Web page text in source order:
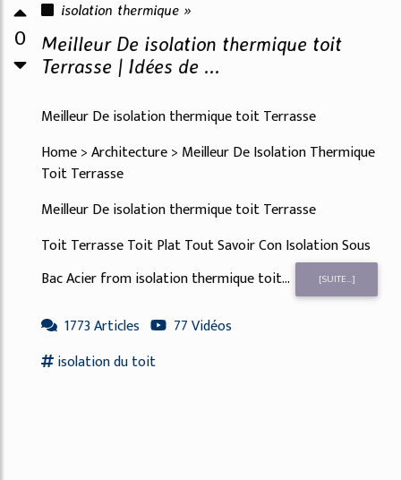
0
isolation thermique »
Meilleur De isolation thermique toit
Terrasse | Idées de ...
Meilleur De isolation thermique toit Terrasse
Home > Architecture > Meilleur De Isolation Thermique
Toit Terrasse
Meilleur De isolation thermique toit Terrasse
Toit Terrasse Toit Plat Tout Savoir Con Isolation Sous
Bac Acier from isolation thermique toit...
[SUITE...]
1773 Articles
77 Vidéos
isolationdutoit